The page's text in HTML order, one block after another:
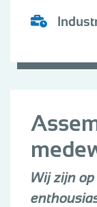
Wij zijn